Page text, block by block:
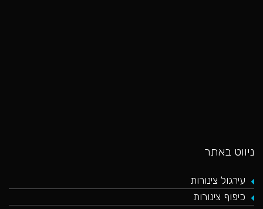
ניווט באתר
עירגול צינורות
כיפוף צינורות